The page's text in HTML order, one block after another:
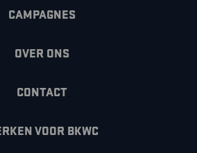
CAMPAGNES
OVER ONS
CONTACT
VOOR BKWC